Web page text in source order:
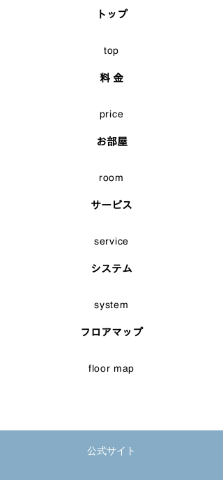
トップ
top
料 金
price
お部屋
room
サービス
service
システム
system
フロアマップ
floor map
公式サイト